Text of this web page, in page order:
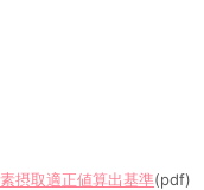
摂取適正値算出基準(pdf)